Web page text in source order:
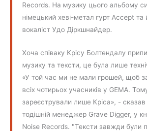
Records. На музику цього альбому
німецький хеві-метал гурт Accept та
вокаліст Удо Діркшнайдер.
Хоча співаку Крісу Болтендалу
музику та тексти, це була лише
«У той час ми не мали грошей, щоб
всіх чотирьох учасників у GEMA.
зареєстрували лише Кріса», -
тодішній менеджер Grave Digger, у
Noise Records. "Тексти завжди були